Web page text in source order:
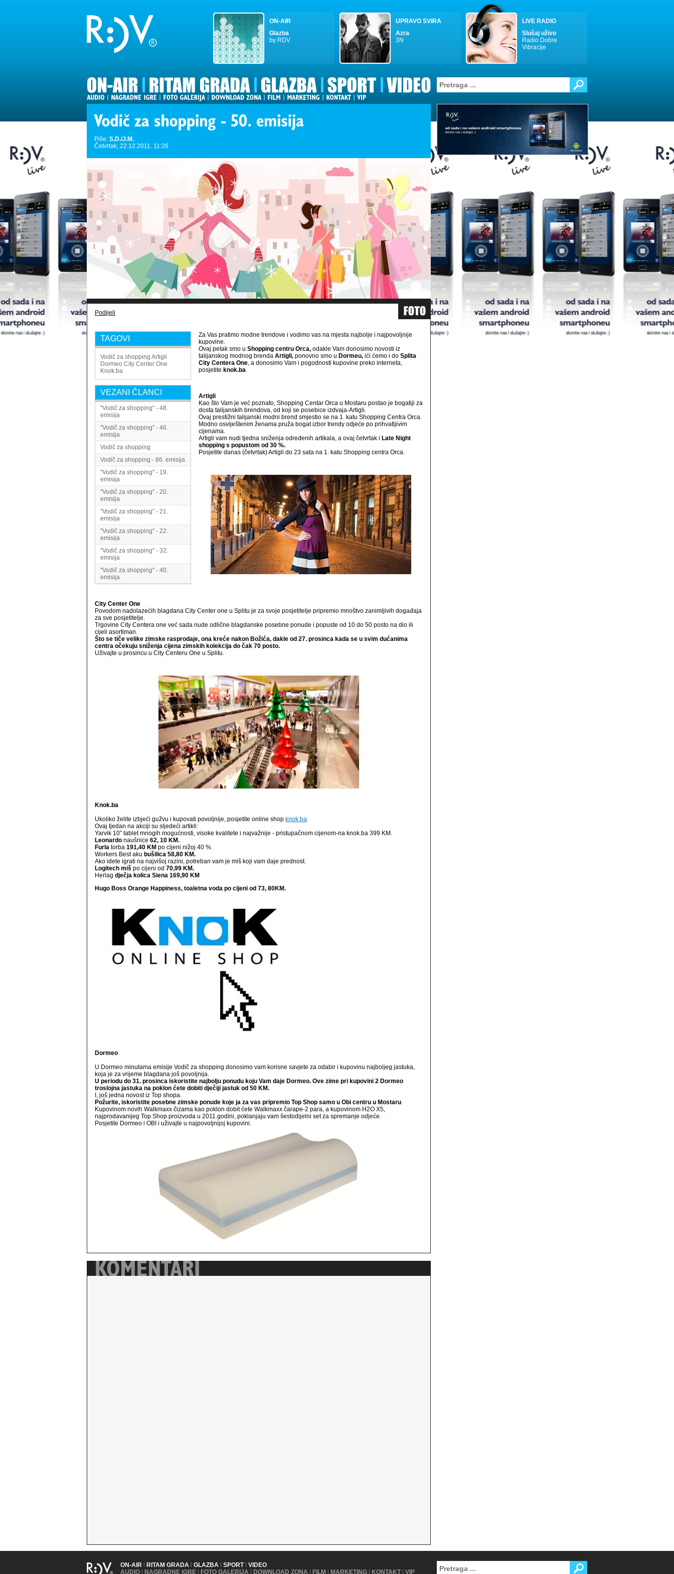
ON-AIR
Glazba
by RDV
UPRAVO SVIRA
Azra
3N
LIVE RADIO
Slušaj uživo
Radio Dobre
Vibracije
Piše: S.D./J.M.
Četvrtak, 22.12.2011. 11:26
Podijeli
TAGOVI
Vodič za shopping Artigli
Dormeo City Center One
Knok.ba
VEZANI ČLANCI
"Vodič za shopping" - 48.
emisija
"Vodič za shopping" - 46.
emisija
Vodič za shopping
Vodič za shopping - 86. emisija
"Vodič za shopping" - 19.
emisija
"Vodič za shopping" - 20.
emisija
"Vodič za shopping" - 21.
emisija
"Vodič za shopping" - 22.
emisija
"Vodič za shopping" - 32.
emisija
"Vodič za shopping" - 40.
emisija
Za Vas pratimo modne trendove i vodimo vas na mjesta najbolje i najpovoljnije
kupovine.
Ovaj petak smo u Shopping centru Orca, odakle Vam donosimo novosti iz
talijanskog modnog brenda Artigli, ponovno smo u Dormeu, ići ćemo i do Splita
City Centera One, a donosimo Vam i pogodnosti kupovine preko interneta,
posjetite knok.ba
Artigli
Kao što Vam je već poznato, Shopping Centar Orca u Mostaru postao je bogatiji za
dosta talijanskih brendova, od koji se posebice izdvaja-Artigli.
Ovaj prestižni talijanski modni brend smjestio se na 1. katu Shopping Centra Orca.
Modno osviještenim ženama pruža bogat izbor trendy odjeće po prihvatljivim
cijenama.
Artigli vam nudi tjedna sniženja određenih artikala, a ovaj četvrtak i Late Night
shopping s popustom od 30 %.
Posjetite danas (četvrtak) Artigli do 23 sata na 1. katu Shopping centra Orca.
City Center One
Povodom nadolazećih blagdana City Center one u Splitu je za svoje posjetitelje pripremio mnoštvo zanimljivih događaja
za sve posjetitelje.
Trgovine City Centera one već sada nude odlične blagdanske posebne ponude i popuste od 10 do 50 posto na dio ili
cijeli asortiman.
Što se tiče velike zimske rasprodaje, ona kreće nakon Božića, dakle od 27. prosinca kada se u svim dućanima
centra očekuju sniženja cijena zimskih kolekcija do čak 70 posto.
Uživajte u prosincu u City Centeru One u Splitu.
Knok.ba
Ukoliko želite izbjeći gužvu i kupovati povoljnije, posjetite online shop knok.ba
Ovaj tjedan na akciji su sljedeći artikli:
Yarvik 10” tablet mnogih mogućnosti, visoke kvalitete i najvažnije - pristupačnom cijenom-na knok.ba 399 KM.
Leonardo naušnice 62, 10 KM.
Furla torba 191,40 KM po cijeni nižoj 40 %.
Workers Best aku bušilica 58,80 KM.
Ako idete igrati na najvišoj razini, potreban vam je miš koji vam daje prednost.
Logitech miš po cijeni od 70,99 KM.
Herlag dječja kolica Siena 169,90 KM
Hugo Boss Orange Happiness, toaletna voda po cijeni od 73, 80KM.
Dormeo
U Dormeo minutama emisije Vodič za shopping donosimo vam korisne savjete za odabir i kupovinu najboljeg jastuka,
koja je za vrijeme blagdana još povoljnija.
U periodu do 31. prosinca iskoristite najbolju ponudu koju Vam daje Dormeo. Ove zime pri kupovini 2 Dormeo
troslojna jastuka na poklon ćete dobiti dječiji jastuk od 50 KM.
I, još jedna novost iz Top shopa.
Požurite, iskoristite posebne zimske ponude koje ja za vas pripremio Top Shop samo u Obi centru u Mostaru.
Kupovinom novih Walkmaxx čizama kao poklon dobit ćete Walkmaxx čarape-2 para, a kupovinom H2O X5,
najprodavanijeg Top Shop proizvoda u 2011.godini, poklanjaju vam šestodijelni set za spremanje odjeće.
Posjetite Dormeo i OBI i uživajte u najpovoljnijoj kupovini.
ON-AIR | RITAM GRADA | GLAZBA | SPORT | VIDEO
AUDIO | NAGRADNE IGRE | FOTO GALERIJA | DOWNLOAD ZONA | FILM | MARKETING | KONTAKT | VIP